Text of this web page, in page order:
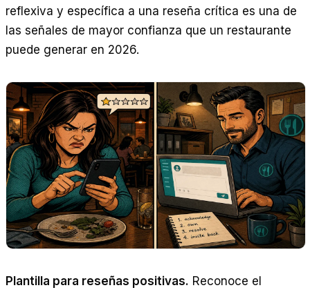
reflexiva y específica a una reseña crítica es una de
las señales de mayor confianza que un restaurante
puede generar en 2026.
Plantilla para reseñas positivas. Reconoce el